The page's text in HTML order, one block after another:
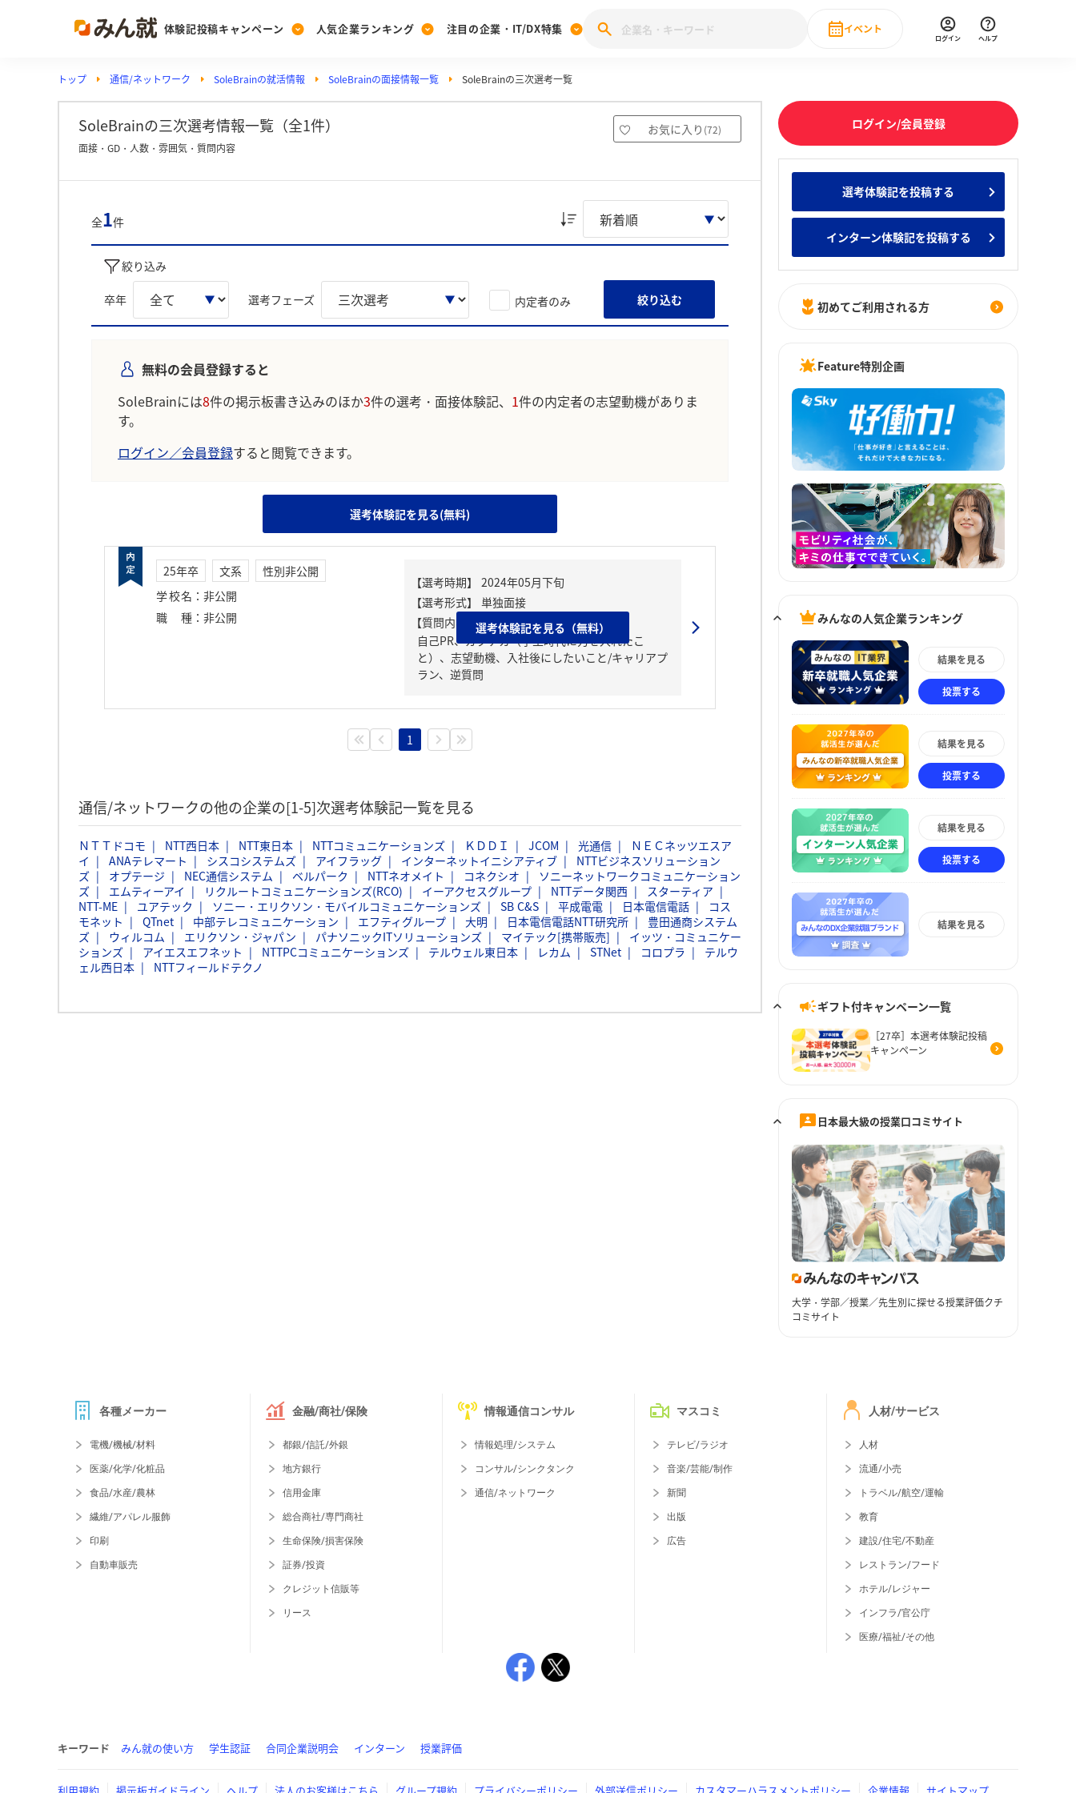
体験記投稿キャンペーン
Post
投稿する
[27卒] 本選考体験記投稿キャンペーン
人気企業ランキング
Ranking
ランキングを見る
Vote みんなの新卒就職人気企業ランキング みんなのインターン人気企業ランキ
注目の企業・IT/DX特集
PickUp
注目の企業特集
28卒 IT・DX現場社員インタビュー
イベント
直近のイベント一覧
ログイン ヘルプ
トップ 通信/ネットワーク SoleBrainの就活情報 SoleBrainの面接情報一覧 SoleBrainの三次選考一覧
SoleBrainの三次選考情報一覧（全1件） お気に入り (72)
面接・GD・人数・雰囲気・質問内容
全1件
絞り込み
卒年 選考フェーズ 内定者のみ 絞り込む
無料の会員登録すると
SoleBrainには8件の掲示板書き込みのほか3件の選考・面接体験記、 1件の内定者の志望動機がありま
す。
ログイン／会員登録すると閲覧できます。
選考体験記を見る(無料)
25年卒 文系
性別非公開
学校名 ： 非公開
職種 ： 非公開
【質問内容・課題】
自己PR、ガクチカ（学生時代に力を入れたこ
と）、志望動機、入社後にしたいこと/キャリアプ
ラン、逆質問
選考体験記を見る（無料）
1
通信/ネットワークの他の企業の[1-5]次選考体験記一覧を見る
ＮＴＴドコモ NTT西日本 NTT東日本 NTTコミュニケーションズ ＫＤＤＩ JCOM 光通信
ＮＥＣネッツエスア
イ
ANAテレマート シスコシステムズ アイフラッグ インターネットイニシアティブ
NTTビジネスソリューション
ズ
オプテージ NEC通信システム ベルパーク NTTネオメイト コネクシオ
ソニーネットワークコミュニケーション
ズ
エムティーアイ リクルートコミュニケーションズ(RCO) イーアクセスグループ NTTデータ関西
スターティア
NTT-ME
ユアテック ソニー・エリクソン・モバイルコミュニケーションズ SB C&S 平成電電 日本電信電話
コス
モネット
QTnet 中部テレコミュニケーション エフティグループ 大明 日本電信電話NTT研究所
豊田通商システム
ズ
ウィルコム エリクソン・ジャパン パナソニックITソリューションズ マイテック[携帯販売]
イッツ・コミュニケー
ションズ
アイエスエフネット NTTPCコミュニケーションズ テルウェル東日本 レカム STNet コロプラ
テルウ
ェル西日本
NTTフィールドテクノ
ログイン/会員登録
選考体験記を投稿する
インターン体験記を投稿する
初めてご利用される方
Feature特別企画
みんなの人気企業ランキング
結果を見る
投票する
結果を見る
投票する
結果を見る
投票する
結果を見る
ギフト付キャンペーン一覧
［27卒］本選考体験記投稿
キャンペーン
日本最大級の授業口コミサイト
大学・学部／授業／先生別に探せる授業評価クチ
コミサイト
各種メーカー
電機/機械/材料
医薬/化学/化粧品
食品/水産/農林
繊維/アパレル服飾
印刷
自動車販売
金融/商社/保険
都銀/信託/外銀
地方銀行
信用金庫
総合商社/専門商社
生命保険/損害保険
証券/投資
クレジット信販等
リース
情報通信コンサル
情報処理/システム
コンサル/シンクタンク
通信/ネットワーク
マスコミ
テレビ/ラジオ
音楽/芸能/制作
新聞
出版
広告
人材/サービス
人材
流通/小売
トラベル/航空/運輸
教育
建設/住宅/不動産
レストラン/フード
ホテル/レジャー
インフラ/官公庁
医療/福祉/その他
キーワード みん就の使い方 学生認証 合同企業説明会 インターン 授業評価